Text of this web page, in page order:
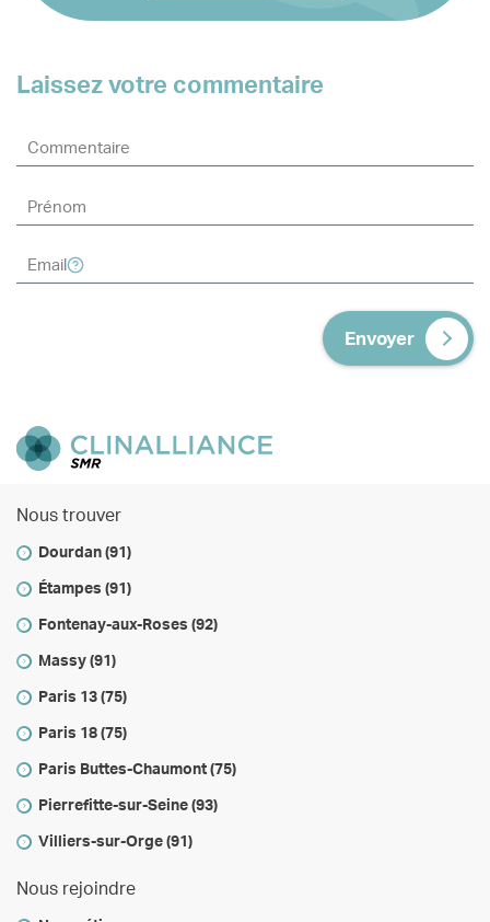
Laissez votre commentaire
Envoyer
Nous trouver
Dourdan (91)
Étampes (91)
Fontenay-aux-Roses (92)
Massy (91)
Paris 13 (75)
Paris 18 (75)
Paris Buttes-Chaumont (75)
Pierrefitte-sur-Seine (93)
Villiers-sur-Orge (91)
Nous rejoindre